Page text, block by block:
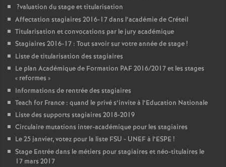
?valuation du stage et titularisation
Affectation stagiaires 2016-17 dans l’académie de Créteil
Titularisation et convocations par le jury académique
Stagiaires 2016-17 : Tout savoir sur votre année de stage!
Liste de titularisation des stagiaires
Le plan Académique de Formation PAF2016/2017 et les stages
« reformes »
Informations de rentrée des stagiaires
Teach for France : quand le privé s’invite à l’Education Nationale
Liste des supports stagiaires 2018-2019
Circulaire mutations inter-académique pour les stagiaires
Le 25 janvier, votez pour la liste FSU - UNEFà l’ESPE !
Stage Entrée dans le métiers pour stagiaires et néo-titulaires le
17 mars 2017